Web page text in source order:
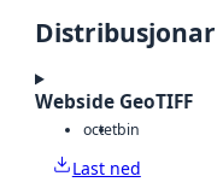
Distribusjonar
Webside GeoTIFF
octetbin
Last ned